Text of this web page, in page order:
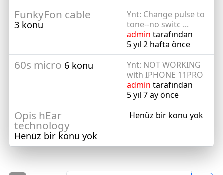
FunkyFon cable
3 konu
Ynt: Change pulse to
tone--no switc ...
admin tarafından
5 yıl 2 hafta önce
60s micro 6 konu
Ynt: NOT WORKING
with IPHONE 11PRO
admin tarafından
5 yıl 7 ay önce
Opis hEar
technology
Henüz bir konu yok
Henüz bir konu yok